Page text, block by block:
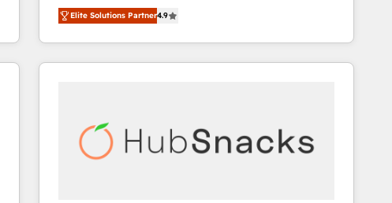
Hire an agency that's experienced in every inch of
HubSpot and willing to work hand-in-hand with your
team to simplify the complex and build a better
experience for your team and customers.
Elite Solutions Partner4.9